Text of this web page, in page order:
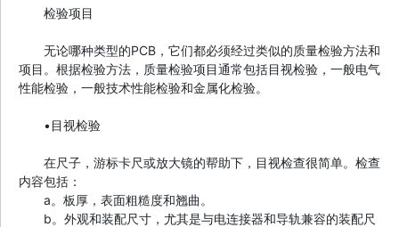
检验项目
无论哪种类型的PCB，它们都必须经过类似的质量检验方法和
项目。根据检验方法，质量检验项目通常包括目视检验，一般电气
性能检验，一般技术性能检验和金属化检验。
•目视检验
在尺子，游标卡尺或放大镜的帮助下，目视检查很简单。检查
内容包括：
a。板厚，表面粗糙度和翘曲。
b。外观和装配尺寸，尤其是与电连接器和导轨兼容的装配尺